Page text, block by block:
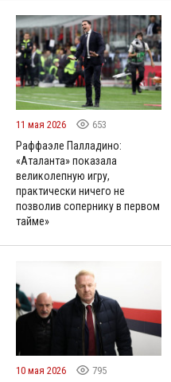
11 мая 2026 653
Раффаэле Палладино:
«Аталанта» показала
великолепную игру,
практически ничего не
позволив сопернику в первом
тайме»
10 мая 2026 795